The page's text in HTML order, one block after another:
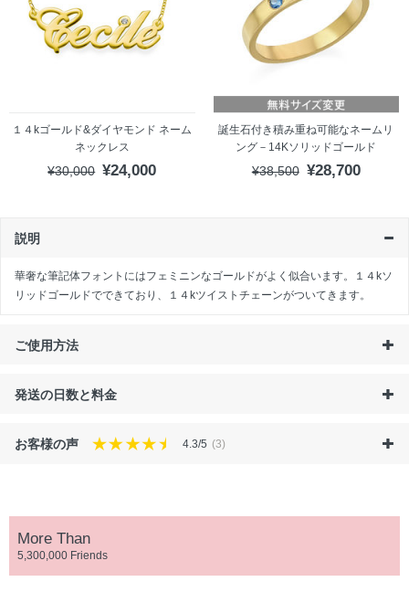
１４kゴールド&ダイヤモンド ネーム
ネックレス
¥30,000 ¥24,000
誕生石付き積み重ね可能なネームリ
ング－14Kソリッドゴールド
¥38,500 ¥28,700
説明
華奢な筆記体フォントにはフェミニンなゴールドがよく似合います。１４kソ
リッドゴールドでできており、１４kツイストチェーンがついてきます。
ご使用方法
発送の日数と料金
お客様の声 4.3/5 (3)
More Than
5,300,000 Friends